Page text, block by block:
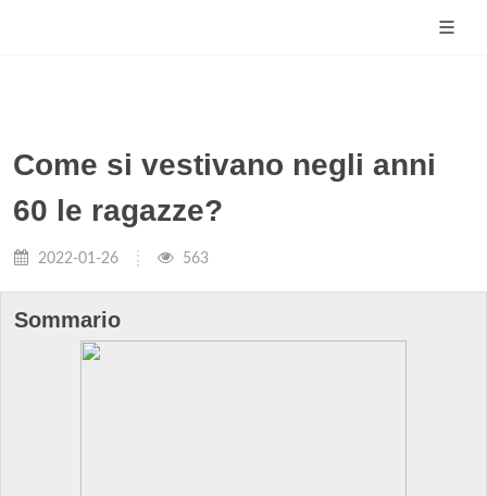
Come si vestivano negli anni
60 le ragazze?
2022-01-26 563
Sommario